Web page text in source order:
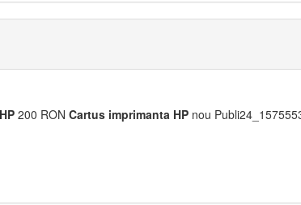
HP 200 RON Cartus imprimanta HP nou